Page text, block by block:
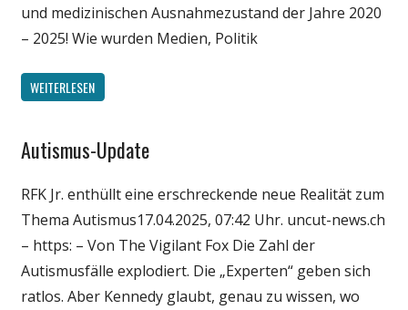
und medizinischen Ausnahmezustand der Jahre 2020
– 2025! Wie wurden Medien, Politik
WEITERLESEN
Gesellschaft
Politik
Wirtschaft
Wissenschaft
Autismus-Update
RFK Jr. enthüllt eine erschreckende neue Realität zum
Thema Autismus17.04.2025, 07:42 Uhr. uncut-news.ch
– https: – Von The Vigilant Fox Die Zahl der
Autismusfälle explodiert. Die „Experten“ geben sich
ratlos. Aber Kennedy glaubt, genau zu wissen, wo